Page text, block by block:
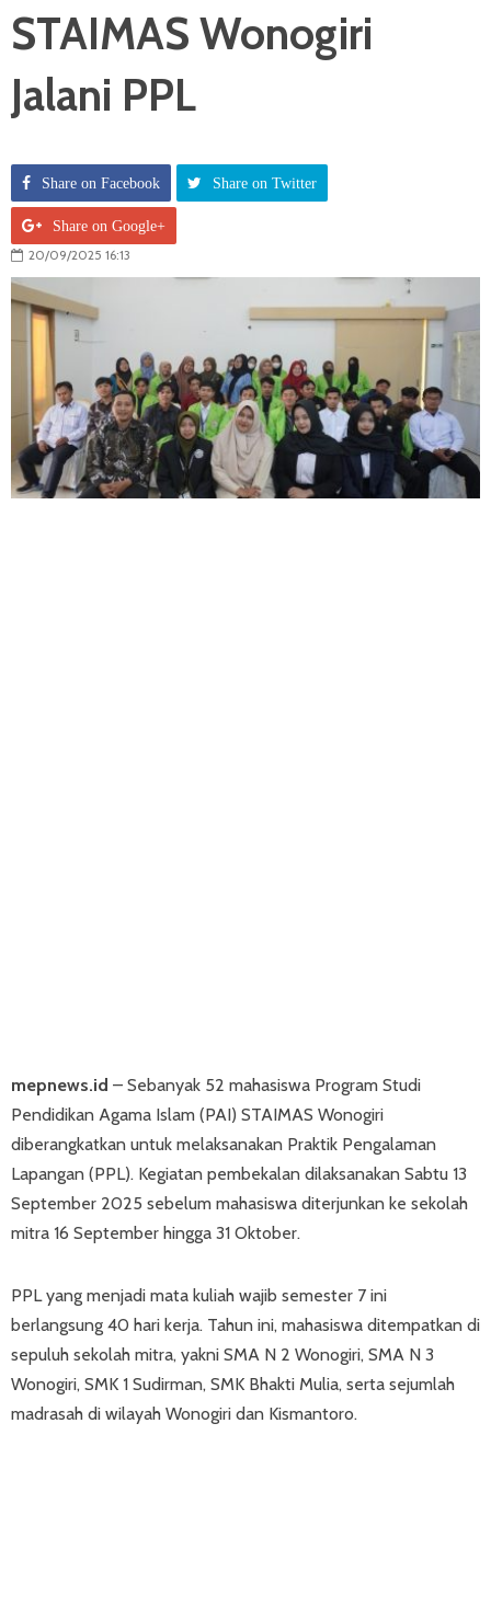
STAIMAS Wonogiri
Jalani PPL
Share on Facebook Share on Twitter
Share on Google+
20/09/2025 16:13
mepnews.id – Sebanyak 52 mahasiswa Program Studi
Pendidikan Agama Islam (PAI) STAIMAS Wonogiri
diberangkatkan untuk melaksanakan Praktik Pengalaman
Lapangan (PPL). Kegiatan pembekalan dilaksanakan Sabtu 13
September 2025 sebelum mahasiswa diterjunkan ke sekolah
mitra 16 September hingga 31 Oktober.
PPL yang menjadi mata kuliah wajib semester 7 ini
berlangsung 40 hari kerja. Tahun ini, mahasiswa ditempatkan di
sepuluh sekolah mitra, yakni SMA N 2 Wonogiri, SMA N 3
Wonogiri, SMK 1 Sudirman, SMK Bhakti Mulia, serta sejumlah
madrasah di wilayah Wonogiri dan Kismantoro.